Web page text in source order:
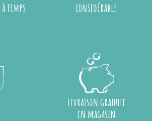
temps
considérable
Livraison gratuite
en magasin